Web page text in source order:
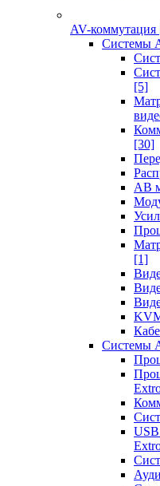
AV-коммутация
Системы
[5]
[30]
АВ
[1]
Системы